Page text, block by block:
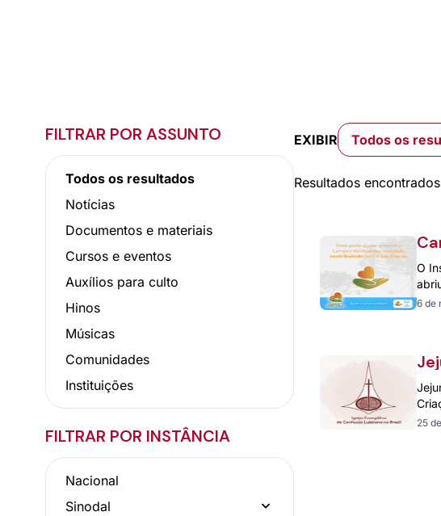
FILTRAR POR ASSUNTO
Todos os resultados
Notícias
Documentos e materiais
Cursos e eventos
Auxílios para culto
Hinos
Músicas
Comunidades
Instituições
FILTRAR POR INSTÂNCIA
Nacional
Sinodal
EXIBIR Todos os
Resultados
O
6 de
25